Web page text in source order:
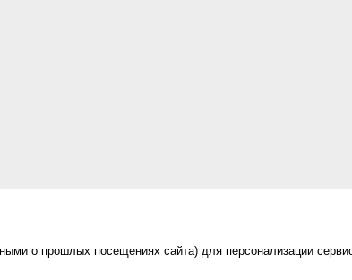
о прошлых посещениях сайта) для персонализации